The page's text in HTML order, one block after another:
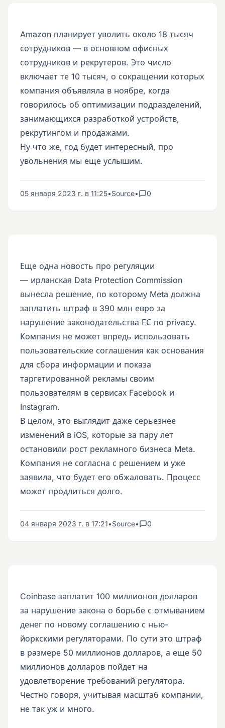
Amazon планирует уволить около 18 тысяч
сотрудников — в основном офисных
сотрудников и рекрутеров. Это число
включает те 10 тысяч, о сокращении которых
компания объявляла в ноябре, когда
говорилось об оптимизации подразделений,
занимающихся разработкой устройств,
рекрутингом и продажами.
Ну что же, год будет интересный, про
увольнения мы еще услышим.
05 января 2023 г. в 11:25•Source• 0
Еще одна новость про регуляции
— ирланская Data Protection Commission
вынесла решение, по которому Meta должна
заплатить штраф в 390 млн евро за
нарушение законодательства ЕС по privacy.
Компания не может впредь использовать
пользовательские соглашения как основания
для сбора информации и показа
таргетированной рекламы своим
пользователям в сервисах Facebook и
Instagram.
В целом, это выглядит даже серьезнее
изменений в iOS, которые за пару лет
остановили рост рекламного бизнеса Meta.
Компания не согласна с решением и уже
заявила, что будет его обжаловать. Процесс
может продлиться долго.
04 января 2023 г. в 17:21•Source• 0
Coinbase заплатит 100 миллионов долларов
за нарушение закона о борьбе с отмыванием
денег по новому соглашению с нью-
йоркскими регуляторами. По сути это штраф
в размере 50 миллионов долларов, а еще 50
миллионов долларов пойдет на
удовлетворение требований регулятора.
Честно говоря, учитывая масштаб компании,
не так уж и много.